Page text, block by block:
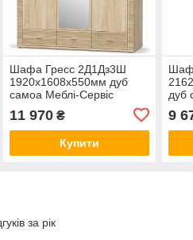
Шафа Гресс 2Д1Дз3Ш
1920х1608х550мм дуб
самоа Меблі-Сервіс
11 970₴
Купити
дуб
9
за рік